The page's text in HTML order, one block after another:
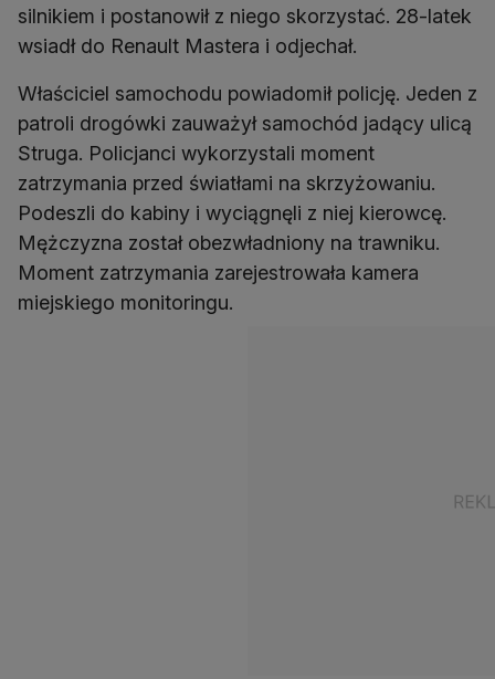
silnikiem i postanowił z niego skorzystać. 28-latek
wsiadł do Renault Mastera i odjechał.
Właściciel samochodu powiadomił policję. Jeden z
patroli drogówki zauważył samochód jadący ulicą
Struga. Policjanci wykorzystali moment
zatrzymania przed światłami na skrzyżowaniu.
Podeszli do kabiny i wyciągnęli z niej kierowcę.
Mężczyzna został obezwładniony na trawniku.
Moment zatrzymania zarejestrowała kamera
miejskiego monitoringu.